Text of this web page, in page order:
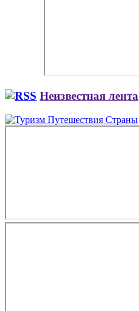
Неизвестная лента